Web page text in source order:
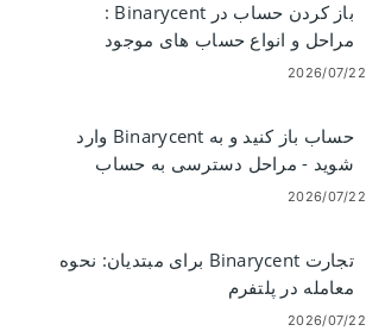
باز کردن حساب در Binarycent :
مراحل و انواع حساب های موجود
2026/07/22
حساب باز کنید و به Binarycent وارد
شوید - مراحل دسترسی به حساب
2026/07/22
تجارت Binarycent برای مبتدیان: نحوه
معامله در پلتفرم
2026/07/22